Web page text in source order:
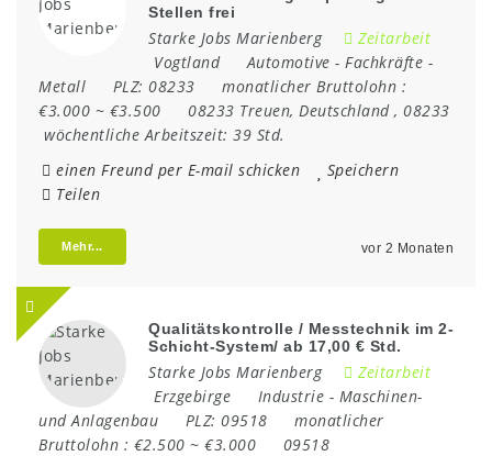
Stellen frei
Starke Jobs Marienberg
Zeitarbeit
Vogtland
Automotive - Fachkräfte -
Metall
PLZ: 08233
monatlicher Bruttolohn :
€3.000 ~ €3.500
08233 Treuen, Deutschland, 08233
wöchentliche Arbeitszeit: 39 Std.
einen Freund per E-mail schicken
Speichern
Teilen
Mehr... vor 2 Monaten
Qualitätskontrolle / Messtechnik im 2-
Schicht-System/ ab 17,00 € Std.
Starke Jobs Marienberg
Zeitarbeit
Erzgebirge
Industrie - Maschinen-
und Anlagenbau
PLZ: 09518
monatlicher
Bruttolohn : €2.500 ~ €3.000
09518